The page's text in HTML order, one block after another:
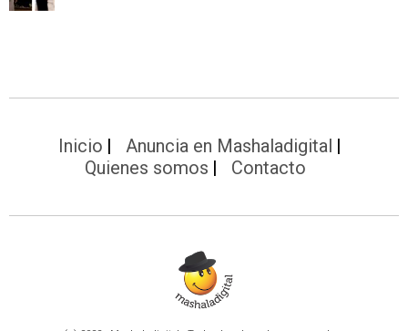
Inicio
Anuncia en Mashaladigital
Quienes somos
Contacto